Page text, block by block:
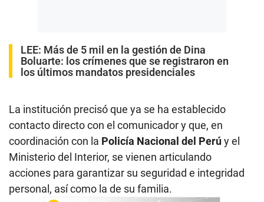
LEE: Más de 5 mil en la gestión de Dina
Boluarte: los crímenes que se registraron en
los últimos mandatos presidenciales
La institución precisó que ya se ha establecido
contacto directo con el comunicador y que, en
coordinación con la Policía Nacional del Perúy el
Ministerio del Interior, se vienen articulando
acciones para garantizar su seguridad e integridad
personal, así como la de su familia.